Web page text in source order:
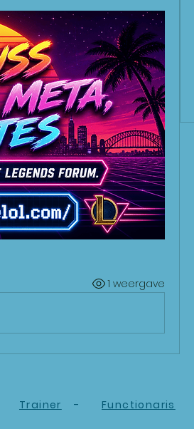
1 weergave
Trainer -
Functionaris